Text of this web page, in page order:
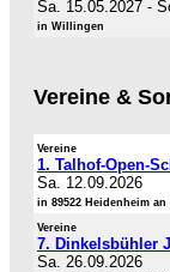
Sa. 15.05.2027 -
in Willingen
Vereine &
Vereine
1. Talhof-Open-
Sa. 12.09.2026
in 89522 Heidenheim an
Vereine
7. Dinkelsbühler
Sa. 26.09.2026